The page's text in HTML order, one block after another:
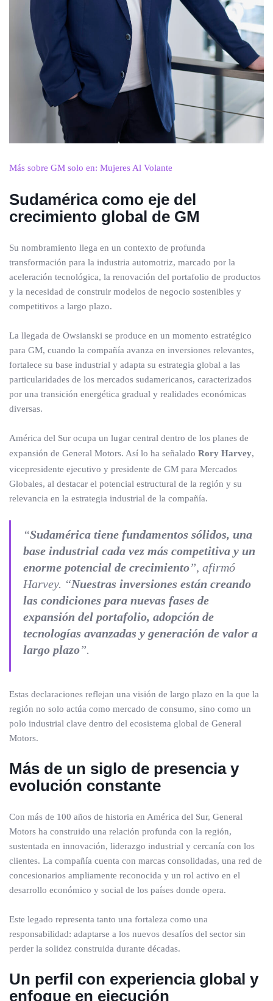
Más sobre GM solo en: Mujeres Al Volante
Sudamérica como eje del
crecimiento global de GM
Su nombramiento llega en un contexto de profunda
transformación para la industria automotriz, marcado por la
aceleración tecnológica, la renovación del portafolio de productos
y la necesidad de construir modelos de negocio sostenibles y
competitivos a largo plazo.
La llegada de Owsianski se produce en un momento estratégico
para GM, cuando la compañía avanza en inversiones relevantes,
fortalece su base industrial y adapta su estrategia global a las
particularidades de los mercados sudamericanos, caracterizados
por una transición energética gradual y realidades económicas
diversas.
América del Sur ocupa un lugar central dentro de los planes de
expansión de General Motors. Así lo ha señalado Rory Harvey,
vicepresidente ejecutivo y presidente de GM para Mercados
Globales, al destacar el potencial estructural de la región y su
relevancia en la estrategia industrial de la compañía.
“Sudamérica tiene fundamentos sólidos, una
base industrial cada vez más competitiva y un
enorme potencial de crecimiento”, afirmó
Harvey. “Nuestras inversiones están creando
las condiciones para nuevas fases de
expansión del portafolio, adopción de
tecnologías avanzadas y generación de valor a
largo plazo”.
Estas declaraciones reflejan una visión de largo plazo en la que la
región no solo actúa como mercado de consumo, sino como un
polo industrial clave dentro del ecosistema global de General
Motors.
Más de un siglo de presencia y
evolución constante
Con más de 100 años de historia en América del Sur, General
Motors ha construido una relación profunda con la región,
sustentada en innovación, liderazgo industrial y cercanía con los
clientes. La compañía cuenta con marcas consolidadas, una red de
concesionarios ampliamente reconocida y un rol activo en el
desarrollo económico y social de los países donde opera.
Este legado representa tanto una fortaleza como una
responsabilidad: adaptarse a los nuevos desafíos del sector sin
perder la solidez construida durante décadas.
Un perfil con experiencia global y
enfoque en ejecución